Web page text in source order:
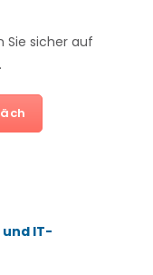
Sie sicher auf
IT-